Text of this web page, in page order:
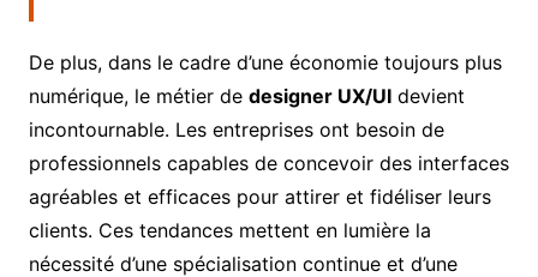
De plus, dans le cadre d’une économie toujours plus
numérique, le métier de designer UX/UIdevient
incontournable. Les entreprises ont besoin de
professionnels capables de concevoir des interfaces
agréables et efficaces pour attirer et fidéliser leurs
clients. Ces tendances mettent en lumière la
nécessité d’une spécialisation continue et d’une